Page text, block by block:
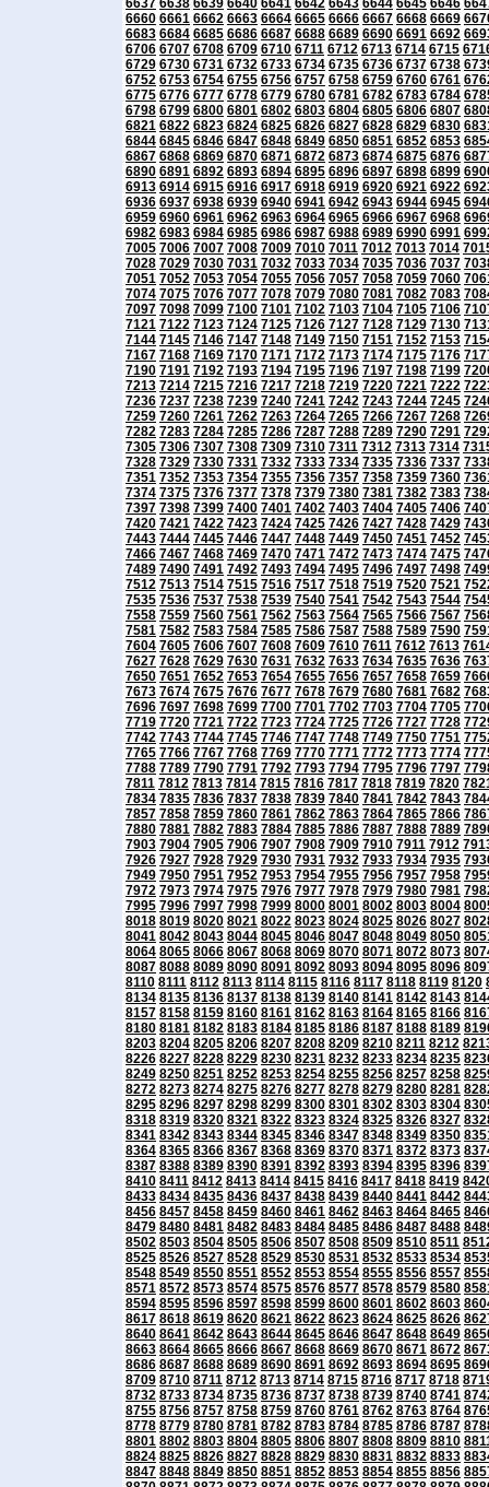
6637 6638 6639 6640 6641 6642 6643 6644 6645 6646
6660 6661 6662 6663 6664 6665 6666 6667 6668 6669
6683 6684 6685 6686 6687 6688 6689 6690 6691 6692
6706 6707 6708 6709 6710 6711 6712 6713 6714 6715
6729 6730 6731 6732 6733 6734 6735 6736 6737 6738
6752 6753 6754 6755 6756 6757 6758 6759 6760 6761
6775 6776 6777 6778 6779 6780 6781 6782 6783 6784
6798 6799 6800 6801 6802 6803 6804 6805 6806 6807
6821 6822 6823 6824 6825 6826 6827 6828 6829 6830
6844 6845 6846 6847 6848 6849 6850 6851 6852 6853
6867 6868 6869 6870 6871 6872 6873 6874 6875 6876
6890 6891 6892 6893 6894 6895 6896 6897 6898 6899
6913 6914 6915 6916 6917 6918 6919 6920 6921 6922
6936 6937 6938 6939 6940 6941 6942 6943 6944 6945
6959 6960 6961 6962 6963 6964 6965 6966 6967 6968
6982 6983 6984 6985 6986 6987 6988 6989 6990 6991
7005 7006 7007 7008 7009 7010 7011 7012 7013 7014
7028 7029 7030 7031 7032 7033 7034 7035 7036 7037
7051 7052 7053 7054 7055 7056 7057 7058 7059 7060
7074 7075 7076 7077 7078 7079 7080 7081 7082 7083
7097 7098 7099 7100 7101 7102 7103 7104 7105 7106
7121 7122 7123 7124 7125 7126 7127 7128 7129 7130
7144 7145 7146 7147 7148 7149 7150 7151 7152 7153
7167 7168 7169 7170 7171 7172 7173 7174 7175 7176
7190 7191 7192 7193 7194 7195 7196 7197 7198 7199
7213 7214 7215 7216 7217 7218 7219 7220 7221 7222
7236 7237 7238 7239 7240 7241 7242 7243 7244 7245
7259 7260 7261 7262 7263 7264 7265 7266 7267 7268
7282 7283 7284 7285 7286 7287 7288 7289 7290 7291
7305 7306 7307 7308 7309 7310 7311 7312 7313 7314
7328 7329 7330 7331 7332 7333 7334 7335 7336 7337
7351 7352 7353 7354 7355 7356 7357 7358 7359 7360
7374 7375 7376 7377 7378 7379 7380 7381 7382 7383
7397 7398 7399 7400 7401 7402 7403 7404 7405 7406
7420 7421 7422 7423 7424 7425 7426 7427 7428 7429
7443 7444 7445 7446 7447 7448 7449 7450 7451 7452
7466 7467 7468 7469 7470 7471 7472 7473 7474 7475
7489 7490 7491 7492 7493 7494 7495 7496 7497 7498
7512 7513 7514 7515 7516 7517 7518 7519 7520 7521
7535 7536 7537 7538 7539 7540 7541 7542 7543 7544
7558 7559 7560 7561 7562 7563 7564 7565 7566 7567
7581 7582 7583 7584 7585 7586 7587 7588 7589 7590
7604 7605 7606 7607 7608 7609 7610 7611 7612 7613
7627 7628 7629 7630 7631 7632 7633 7634 7635 7636
7650 7651 7652 7653 7654 7655 7656 7657 7658 7659
7673 7674 7675 7676 7677 7678 7679 7680 7681 7682
7696 7697 7698 7699 7700 7701 7702 7703 7704 7705
7719 7720 7721 7722 7723 7724 7725 7726 7727 7728
7742 7743 7744 7745 7746 7747 7748 7749 7750 7751
7765 7766 7767 7768 7769 7770 7771 7772 7773 7774
7788 7789 7790 7791 7792 7793 7794 7795 7796 7797
7811 7812 7813 7814 7815 7816 7817 7818 7819 7820
7834 7835 7836 7837 7838 7839 7840 7841 7842 7843
7857 7858 7859 7860 7861 7862 7863 7864 7865 7866
7880 7881 7882 7883 7884 7885 7886 7887 7888 7889
7903 7904 7905 7906 7907 7908 7909 7910 7911 7912
7926 7927 7928 7929 7930 7931 7932 7933 7934 7935
7949 7950 7951 7952 7953 7954 7955 7956 7957 7958
7972 7973 7974 7975 7976 7977 7978 7979 7980 7981
7995 7996 7997 7998 7999 8000 8001 8002 8003 8004
8018 8019 8020 8021 8022 8023 8024 8025 8026 8027
8041 8042 8043 8044 8045 8046 8047 8048 8049 8050
8064 8065 8066 8067 8068 8069 8070 8071 8072 8073
8087 8088 8089 8090 8091 8092 8093 8094 8095 8096
8110 8111 8112 8113 8114 8115 8116 8117 8118 8119 8120
8134 8135 8136 8137 8138 8139 8140 8141 8142 8143
8157 8158 8159 8160 8161 8162 8163 8164 8165 8166
8180 8181 8182 8183 8184 8185 8186 8187 8188 8189
8203 8204 8205 8206 8207 8208 8209 8210 8211 8212
8226 8227 8228 8229 8230 8231 8232 8233 8234 8235
8249 8250 8251 8252 8253 8254 8255 8256 8257 8258
8272 8273 8274 8275 8276 8277 8278 8279 8280 8281
8295 8296 8297 8298 8299 8300 8301 8302 8303 8304
8318 8319 8320 8321 8322 8323 8324 8325 8326 8327
8341 8342 8343 8344 8345 8346 8347 8348 8349 8350
8364 8365 8366 8367 8368 8369 8370 8371 8372 8373
8387 8388 8389 8390 8391 8392 8393 8394 8395 8396
8410 8411 8412 8413 8414 8415 8416 8417 8418 8419
8433 8434 8435 8436 8437 8438 8439 8440 8441 8442
8456 8457 8458 8459 8460 8461 8462 8463 8464 8465
8479 8480 8481 8482 8483 8484 8485 8486 8487 8488
8502 8503 8504 8505 8506 8507 8508 8509 8510 8511
8525 8526 8527 8528 8529 8530 8531 8532 8533 8534
8548 8549 8550 8551 8552 8553 8554 8555 8556 8557
8571 8572 8573 8574 8575 8576 8577 8578 8579 8580
8594 8595 8596 8597 8598 8599 8600 8601 8602 8603
8617 8618 8619 8620 8621 8622 8623 8624 8625 8626
8640 8641 8642 8643 8644 8645 8646 8647 8648 8649
8663 8664 8665 8666 8667 8668 8669 8670 8671 8672
8686 8687 8688 8689 8690 8691 8692 8693 8694 8695
8709 8710 8711 8712 8713 8714 8715 8716 8717 8718
8732 8733 8734 8735 8736 8737 8738 8739 8740 8741
8755 8756 8757 8758 8759 8760 8761 8762 8763 8764
8778 8779 8780 8781 8782 8783 8784 8785 8786 8787
8801 8802 8803 8804 8805 8806 8807 8808 8809 8810
8824 8825 8826 8827 8828 8829 8830 8831 8832 8833
8847 8848 8849 8850 8851 8852 8853 8854 8855 8856